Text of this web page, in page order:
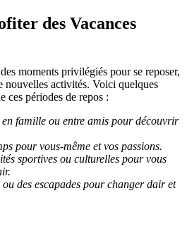
des Vacances
moments privilégiés pour se reposer,
nouvelles activités. Voici quelques
ces périodes de repos :
en famille ou entre amis pour découvrir
pour vous-même et vos passions.
sportives ou culturelles pour vous
des escapades pour changer dair et